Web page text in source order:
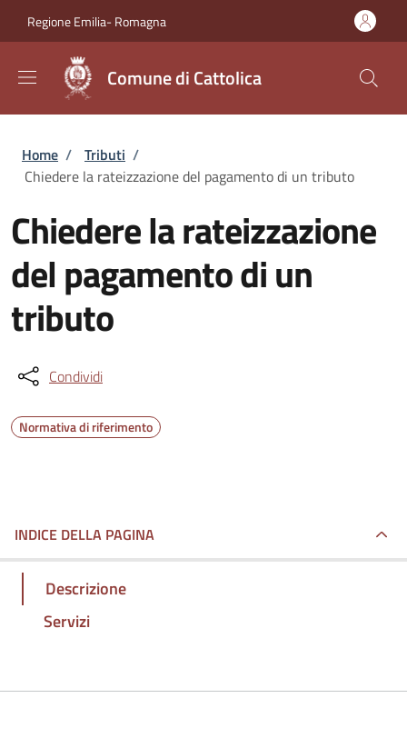
Regione Emilia- Romagna
Comune di Cattolica
Briciole di pane
Home / Tributi /
Chiedere la rateizzazione del pagamento di un tributo
Chiedere la rateizzazione
del pagamento di un
tributo
Condividi
Normativa di riferimento
INDICE DELLA PAGINA
Descrizione
Servizi